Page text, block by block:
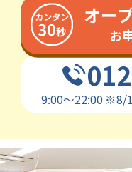
オー
お
9:00～22:00 ※8/